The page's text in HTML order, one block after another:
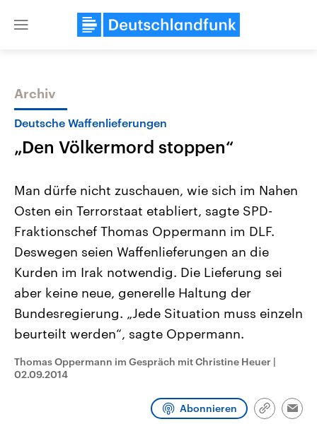
Close
Themen
Landtagswahl Sachsen-Anhalt
2026
Alle Informationen
Sachsen-Anhalt wählt am 6.
September 2026 einen neuen
Landtag. Seit 2021 wird das
Bundesland von einer Koalition aus
Umfragen, Prognosen,
und Hintergründe zu den Parteien
und Kandidaten der anstehenden
Wahl.
Aktuelle Beiträge,
Hintergründe
Wirtschaftlich und
gehören die Vereinigten
den mächtigsten Ländern
mit großem Einfluss auf
Sendungen Programm Podcasts
Archiv
Deutsche Waffenlieferungen
„Den Völkermord stoppen“
Man dürfe nicht zuschauen, wie sich im Nahen
Osten ein Terrorstaat etabliert, sagte SPD-
Fraktionschef Thomas Oppermann im DLF.
Deswegen seien Waffenlieferungen an die
Kurden im Irak notwendig. Die Lieferung sei
aber keine neue, generelle Haltung der
Bundesregierung. „Jede Situation muss einzeln
beurteilt werden“, sagte Oppermann.
Thomas Oppermann im Gespräch mit Christine Heuer |
02.09.2014
Abonnieren
Link